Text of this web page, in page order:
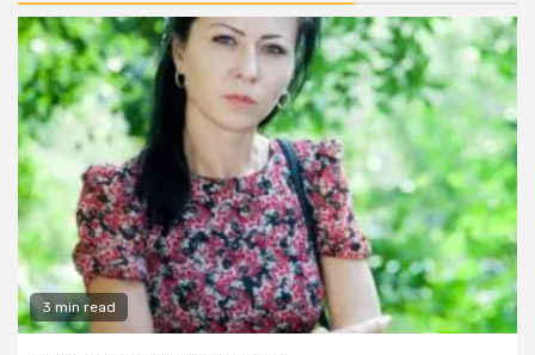
3 min read